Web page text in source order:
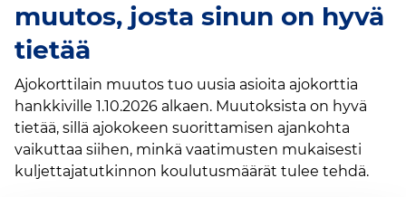
muutos, josta sinun on hyvä
tietää
Ajokorttilain muutos tuo uusia asioita ajokorttia
hankkiville 1.10.2026 alkaen. Muutoksista on hyvä
tietää, sillä ajokokeen suorittamisen ajankohta
vaikuttaa siihen, minkä vaatimusten mukaisesti
kuljettajatutkinnon koulutusmäärät tulee tehdä.